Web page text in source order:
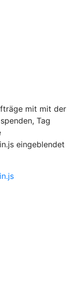
mit mit der
Tag
eingeblendet